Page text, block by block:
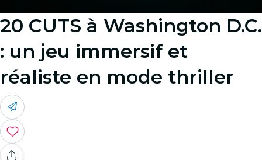
20 CUTS à Washington D.C.
: un jeu immersif et
réaliste en mode thriller